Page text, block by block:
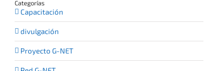
Categorías
Capacitación
divulgación
Proyecto G-NET